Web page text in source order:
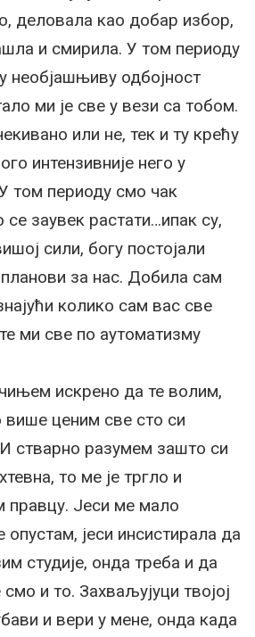
деловала као добар избор,
и смирила. У том периоду
необјашњиву одбојност
ми је све у вези са тобом.
или не, тек и ту крећу
интензивније него у
том периоду смо чак
заувек растати…ипак су,
сили, богу постојали
за нас. Добила сам
колико сам вас све
ми све по аутоматизму
искрено да те волим,
ценим све сто си
стварно разумем зашто си
то ме је тргло и
правцу. Јеси ме мало
јеси инсистирала да
студије, онда треба и да
и то. Захваљујуци твојој
и вери у мене, онда када